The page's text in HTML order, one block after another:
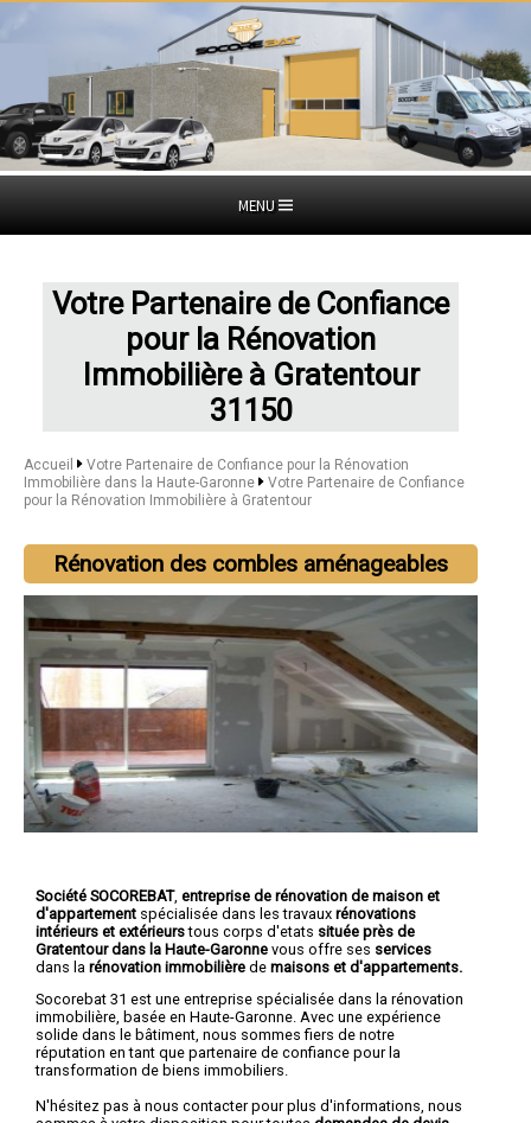
MENU
Votre Partenaire de Confiance
pour la Rénovation
Immobilière à Gratentour
31150
Accueil
Votre Partenaire de Confiance pour la Rénovation
Immobilière dans la Haute-Garonne
Votre Partenaire de Confiance
pour la Rénovation Immobilière à Gratentour
Rénovation des combles aménageables
Société SOCOREBAT, entreprise de rénovation de maison et
d'appartement spécialisée dans les travaux rénovations
intérieurs et extérieurstous corps d'etats située près de
Gratentour dans la Haute-Garonne vous offre ses services
dans la rénovation immobilière de maisons et d'appartements.
Socorebat 31 est une entreprise spécialisée dans la rénovation
immobilière, basée en Haute-Garonne. Avec une expérience
solide dans le bâtiment, nous sommes fiers de notre
réputation en tant que partenaire de confiance pour la
transformation de biens immobiliers.
N'hésitez pas à nous contacter pour plus d'informations, nous